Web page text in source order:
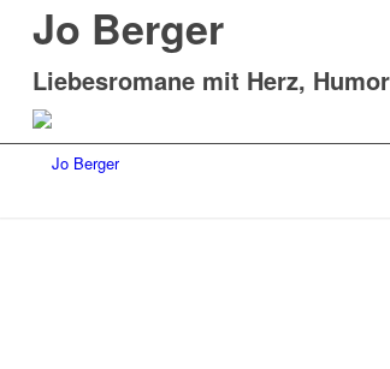
Jo Berger
Liebesromane mit Herz,